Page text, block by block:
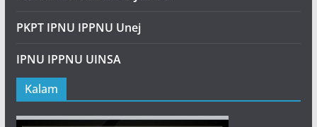
PKPT IPNU IPPNU Unej
IPNU IPPNU UINSA
Kalam